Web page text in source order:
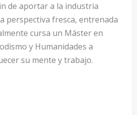
de aportar a la industria
perspectiva fresca, entrenada
cursa un Máster en
y Humanidades a
su mente y trabajo.